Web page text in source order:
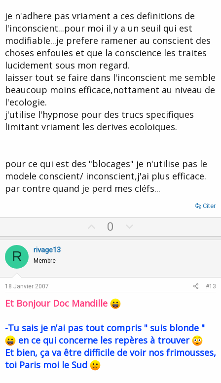
je n'adhere pas vriament a ces definitions de
l'inconscient...pour moi il y a un seuil qui est
modifiable...je prefere ramener au conscient des
choses enfouies et que la conscience les traites
lucidement sous mon regard.
laisser tout se faire dans l'inconscient me semble
beaucoup moins efficace,nottament au niveau de
l'ecologie.
j'utilise l'hypnose pour des trucs specifiques
limitant vriament les derives ecoloiques.
pour ce qui est des "blocages" je n'utilise pas le
modele conscient/ inconscient,j'ai plus efficace.
par contre quand je perd mes cléfs...
Citer
p
t
0
o
v
R rivage13
Membre
18 Janvier 2007 #13
Et Bonjour Doc Mandille
-Tu sais je n'ai pas tout compris " suis blonde "
en ce qui concerne les repères à trouver
Et bien, ça va être difficile de voir nos frimousses,
toi Paris moi le Sud